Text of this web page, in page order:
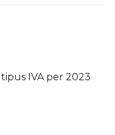
IVA per 2023